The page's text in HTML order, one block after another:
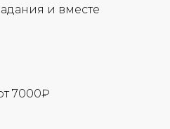
и вместе
7000₽